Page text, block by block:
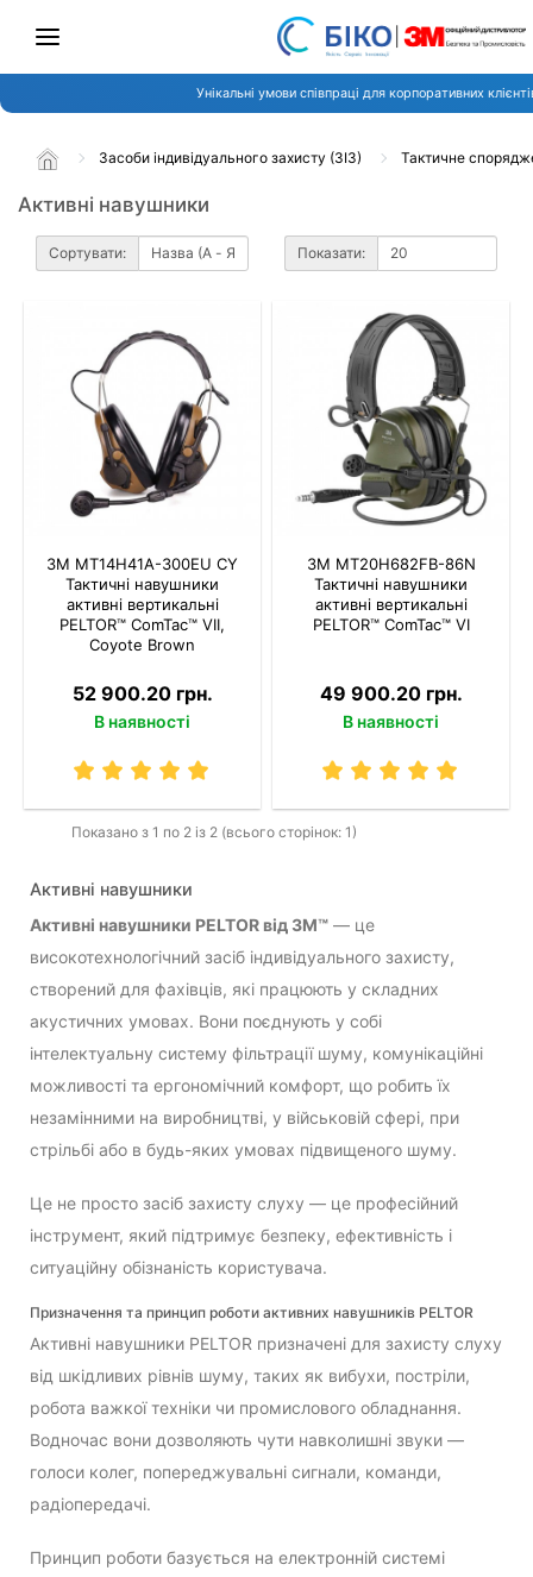
Унікальні умови співпраці для корпоративних
Засоби індивідуального захисту (ЗІЗ) Тактичне
Активні навушники
Сортувати: Показати:
3M MT14H41A-300EU CY
Тактичні навушники
активні вертикальні
PELTOR™ ComTac™ VIІ,
Coyote Brown
52 900.20 грн.
В наявності
3M MT20H682FB-86N
Тактичні навушники
активні вертикальні
PELTOR™ ComTac™ VI
49 900.20 грн.
В наявності
Показано з 1 по 2 із 2 (всього сторінок: 1)
Активні навушники
Активні навушники PELTOR від 3M™ — це
високотехнологічний засіб індивідуального захисту,
створений для фахівців, які працюють у складних
акустичних умовах. Вони поєднують у собі
інтелектуальну систему фільтрації шуму, комунікаційні
можливості та ергономічний комфорт, що робить їх
незамінними на виробництві, у військовій сфері, при
стрільбі або в будь-яких умовах підвищеного шуму.
Це не просто засіб захисту слуху — це професійний
інструмент, який підтримує безпеку, ефективність і
ситуаційну обізнаність користувача.
Призначення та принцип роботи активних навушників PELTOR
Активні навушники PELTOR призначені для захисту слуху
від шкідливих рівнів шуму, таких як вибухи, постріли,
робота важкої техніки чи промислового обладнання.
Водночас вони дозволяють чути навколишні звуки —
голоси колег, попереджувальні сигнали, команди,
радіопередачі.
Принцип роботи базується на електронній системі